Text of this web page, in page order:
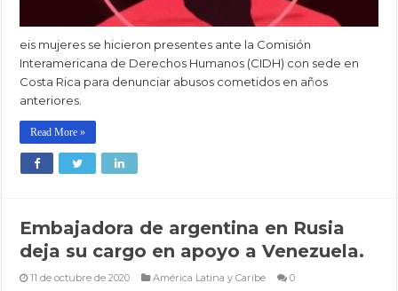
eis mujeres se hicieron presentes ante la Comisión
Interamericana de Derechos Humanos (CIDH) con sede en
Costa Rica para denunciar abusos cometidos en años
anteriores.
Read More »
Embajadora de argentina en Rusia
deja su cargo en apoyo a Venezuela.
11 de octubre de 2020 América Latina y Caribe 0